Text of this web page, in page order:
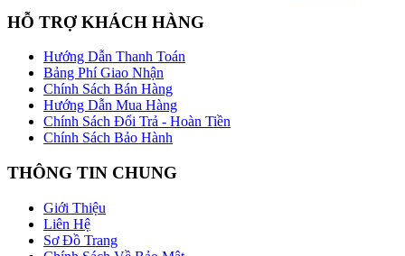
HỖ TRỢ KHÁCH HÀNG
Hướng Dẫn Thanh Toán
Bảng Phí Giao Nhận
Chính Sách Bán Hàng
Hướng Dẫn Mua Hàng
Chính Sách Đổi Trả - Hoàn Tiền
Chính Sách Bảo Hành
THÔNG TIN CHUNG
Giới Thiệu
Liên Hệ
Sơ Đồ Trang